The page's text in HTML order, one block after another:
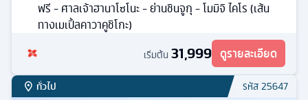
ลานกิจกรรมหิมะ ป่าไผ่อาราชิยามะ หมู่บ้านชิราคาวาโกะ
อิสระเที่ยวหนึ่งวัน
ป่าไผ่เทนริวจิ (ป่าไผ่อาราชิยาม่า) - สะพานโทเก็ตสึเคียว -
วัดคินคาคุจิ - กิจกรรมลานหิมะ - ชิราคาวาโกะ - ทาคายาม่า
- ที่ทำการเก่าเมืองทาคายาม่า